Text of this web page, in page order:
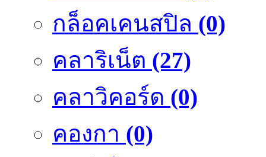
กล็อคเคนสปิล (0)
คลาริเน็ต (27)
คลาวิคอร์ด (0)
คองกา (0)